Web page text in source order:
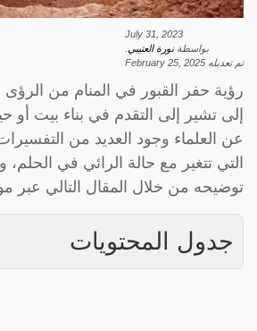
July 31, 2023
بواسطةنورة العتيبي
تم تعديله February 25, 2025
رؤية حفر القبور في المنام من الرؤى
إلى تشير إلى التقدم في بناء بيت أو
عن العلماء وجود العديد من
التي تتغير مع حالة الرائي في الحلم،
توضيحه من خلال المقال التالي عبر
جدول المحتويات